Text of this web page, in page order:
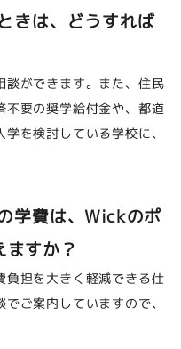
きは、どうすれば
談ができます。また、住民
不要の奨学給付金や、都道
を検討している学校に、
学費は、Wickのポ
すか？
負担を大きく軽減できる仕
ご案内していますので、